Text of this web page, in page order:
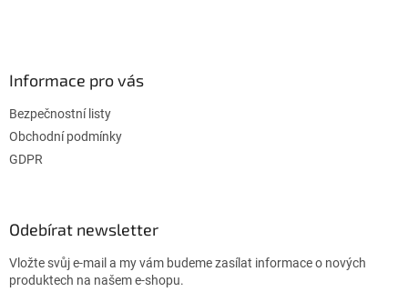
Informace pro vás
Bezpečnostní listy
Obchodní podmínky
GDPR
Odebírat newsletter
Vložte svůj e-mail a my vám budeme zasílat informace o nových
produktech na našem e-shopu.